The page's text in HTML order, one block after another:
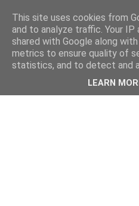
This site uses cookies from
and to analyze traffic. Your IP
shared with Google along
metrics to ensure quality of
statistics, and to detect and
LEARN